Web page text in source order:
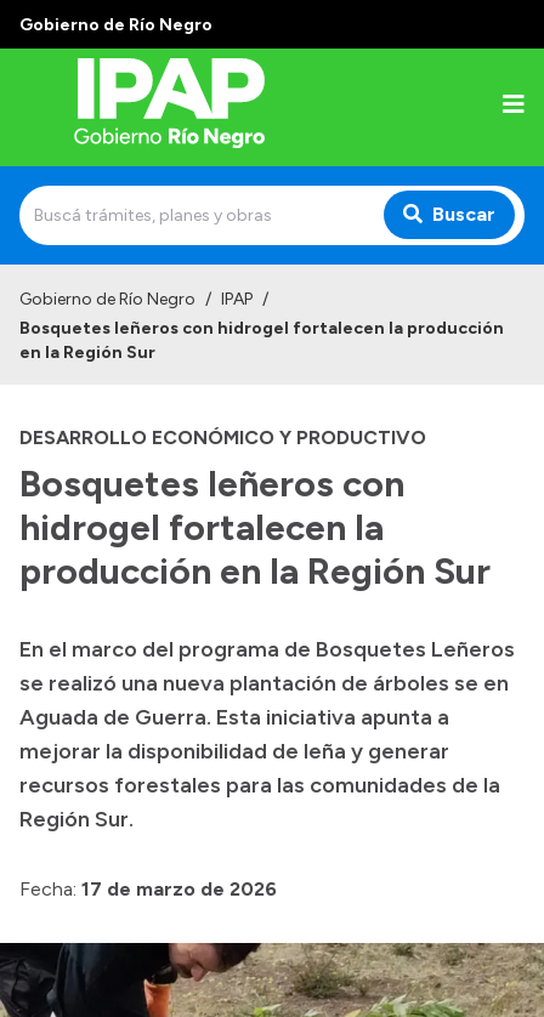
Gobierno de Río Negro
Buscar
Institucional
Autoridades
Alumnos
Docentes y Capacitadores
Delegaciones
Accesos directos
SIU GUARANÍ
SECUNDARIO
TECNICATURAS
Gobierno de Río Negro / IPAP /
Bosquetes leñeros con hidrogel fortalecen la producción
en la Región Sur
DESARROLLO ECONÓMICO Y PRODUCTIVO
Bosquetes leñeros con
hidrogel fortalecen la
producción en la Región Sur
En el marco del programa de Bosquetes Leñeros
se realizó una nueva plantación de árboles se en
Aguada de Guerra. Esta iniciativa apunta a
mejorar la disponibilidad de leña y generar
recursos forestales para las comunidades de la
Región Sur.
Fecha: 17 de marzo de 2026